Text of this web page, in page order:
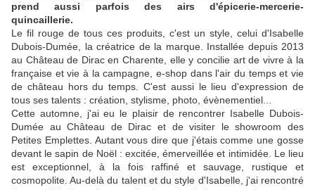
prend aussi parfois des airs d'épicerie-mercerie-
quincaillerie.
Le fil rouge de tous ces produits, c'est un style, celui d'Isabelle
Dubois-Dumée, la créatrice de la marque. Installée depuis 2013
au Château de Dirac en Charente, elle y concilie art de vivre à la
française et vie à la campagne, e-shop dans l'air du temps et vie
de château hors du temps. C'est aussi le lieu d'expression de
tous ses talents : création, stylisme, photo, évènementiel...
Cette automne, j'ai eu le plaisir de rencontrer Isabelle Dubois-
Dumée au Château de Dirac et de visiter le showroom des
Petites Emplettes. Autant vous dire que j'étais comme une gosse
devant le sapin de Noël : excitée, émerveillée et intimidée. Le lieu
est exceptionnel, à la fois raffiné et sauvage, rustique et
cosmopolite. Au-delà du talent et du style d'Isabelle, j'ai rencontré